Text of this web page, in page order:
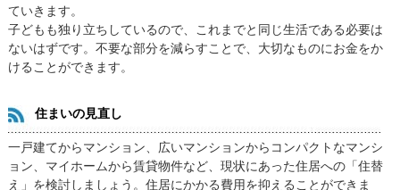
ていきます。
子どもも独り立ちしているので、これまでと同じ生活である必要は
ないはずです。不要な部分を減らすことで、大切なものにお金をか
けることができます。
住まいの見直し
一戸建てからマンション、広いマンションからコンパクトなマンシ
ョン、マイホームから賃貸物件など、現状にあった住居への「住替
え」を検討しましょう。住居にかかる費用を抑えることができま